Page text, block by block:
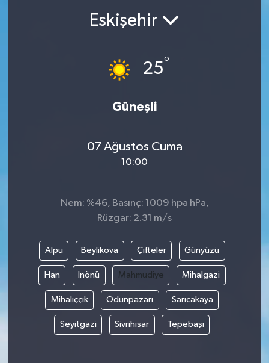
Eskişehir
25°
Güneşli
07 Ağustos Cuma
10:00
Nem: %46, Basınç: 1009 hpa hPa,
Rüzgar: 2.31 m/s
Alpu Beylikova Çifteler Günyüzü
Han İnönü Mahmudiye Mihalgazi
Mihalıççık Odunpazarı Sarıcakaya
Seyitgazi Sivrihisar Tepebaşı